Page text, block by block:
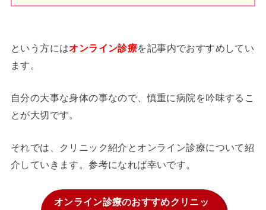
という方にはオンライン診療を記事内でおすすめしてい
ます。
自分の大事な身体の事なので、慎重に病院を吟味するこ
とが大切です。
それでは、クリニック紹介とオンライン診療について紹
介していきます。参考になれば幸いです。
オンライン診療のおすすめクリニッ